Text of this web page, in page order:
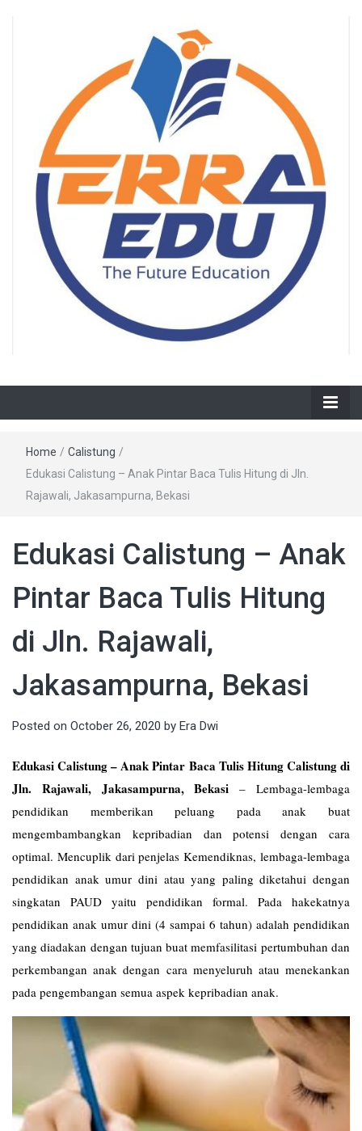
Home / Calistung /
Edukasi Calistung – Anak Pintar Baca Tulis Hitung di Jln.
Rajawali, Jakasampurna, Bekasi
Edukasi Calistung – Anak
Pintar Baca Tulis Hitung
di Jln. Rajawali,
Jakasampurna, Bekasi
Posted on October 26, 2020 by Era Dwi
Edukasi Calistung – Anak Pintar Baca Tulis Hitung Calistung di
Jln. Rajawali, Jakasampurna, Bekasi –Lembaga-lembaga
pendidikan memberikan peluang pada anak buat
mengembambangkan kepribadian dan potensi dengan cara
optimal. Mencuplik dari penjelas Kemendiknas, lembaga-lembaga
pendidikan anak umur dini atau yang paling diketahui dengan
singkatan PAUD yaitu pendidikan formal. Pada hakekatnya
pendidikan anak umur dini (4 sampai 6 tahun) adalah pendidikan
yang diadakan dengan tujuan buat memfasilitasi pertumbuhan dan
perkembangan anak dengan cara menyeluruh atau menekankan
pada pengembangan semua aspek kepribadian anak.